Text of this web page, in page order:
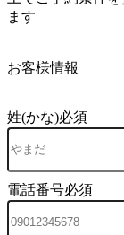
ます
お客様情報
姓(かな)必須
電話番号必須